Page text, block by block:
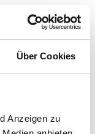
Über Cookies
Anzeigen zu